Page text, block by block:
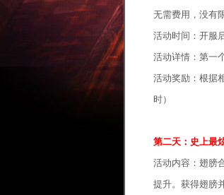
无需费用，没有
活动时间：开服
活动详情：第一
活动奖励：根据
时）
第二天：史上最
活动内容：翅膀
提升。获得翅膀